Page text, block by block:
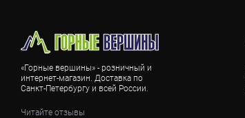
«Горные вершины» - розничный и
интернет-магазин. Доставка по
Санкт-Петербургу и всей России.
Читайте отзывы